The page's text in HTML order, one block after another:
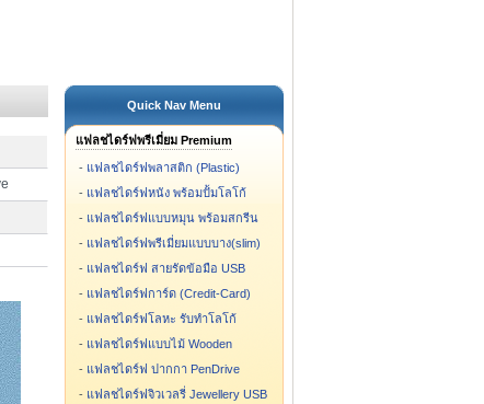
Quick Nav Menu
แฟลชไดร์ฟพรีเมี่ยม Premium
- แฟลชไดร์ฟพลาสติก (Plastic)
- แฟลชไดร์ฟหนัง พร้อมปั้มโลโก้
- แฟลชไดร์ฟแบบหมุน พร้อมสกรีน
- แฟลชไดร์ฟพรีเมี่ยมแบบบาง(slim)
- แฟลชไดร์ฟ สายรัดข้อมือ USB
- แฟลชไดร์ฟการ์ด (Credit-Card)
- แฟลชไดร์ฟโลหะ รับทำโลโก้
- แฟลชไดร์ฟแบบไม้ Wooden
- แฟลชไดร์ฟ ปากกา PenDrive
- แฟลชไดร์ฟจิวเวลรี่ Jewellery USB